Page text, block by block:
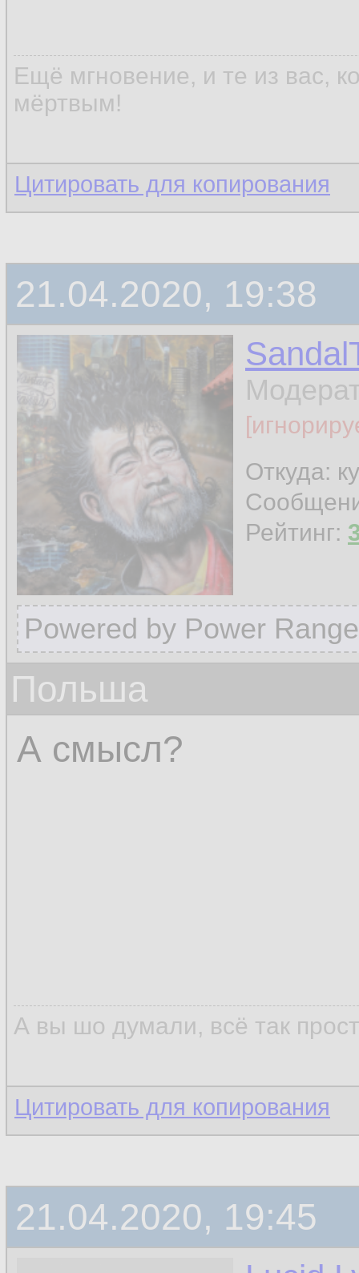
Ещё мгновение, и те из вас,
мёртвым!
Цитировать для копирования
21.04.2020, 19:38
Откуда:
Рейтинг:
Powered by Power
Польша
А смысл?
А вы шо думали, всё так
Цитировать для копирования
21.04.2020, 19:45